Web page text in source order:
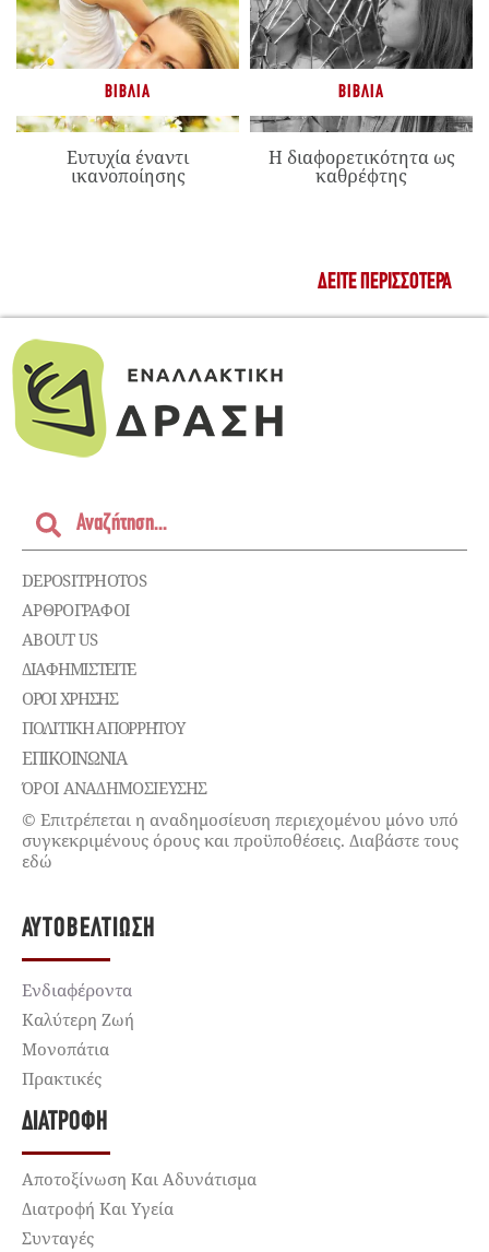
ΒΙΒΛΊΑ
Ευτυχία έναντι
ικανοποίησης
ΒΙΒΛΊΑ
Η διαφορετικότητα ως
καθρέφτης
ΔΕΊΤΕ ΠΕΡΙΣΣΌΤΕΡΑ
DEPOSITPHOTOS
ΑΡΘΡΟΓΡΑΦΟΙ
ABOUT US
ΔΙΑΦΗΜΙΣΤΕΊΤΕ
ΌΡΟΙ ΧΡΉΣΗΣ
ΠΟΛΙΤΙΚΉ ΑΠΟΡΡΉΤΟΥ
ΕΠΙΚΟΙΝΩΝΊΑ
ΌΡΟΙ ΑΝΑΔΗΜΟΣΙΕΥΣΗΣ
© Επιτρέπεται η αναδημοσίευση περιεχομένου μόνο υπό
συγκεκριμένους όρους και προϋποθέσεις. Διαβάστε τους
εδώ
ΑΥΤΟΒΕΛΤΊΩΣΗ
Ενδιαφέροντα
Καλύτερη Ζωή
Μονοπάτια
Πρακτικές
ΔΙΑΤΡΟΦΉ
Αποτοξίνωση Και Αδυνάτισμα
Διατροφή Και Υγεία
Συνταγές